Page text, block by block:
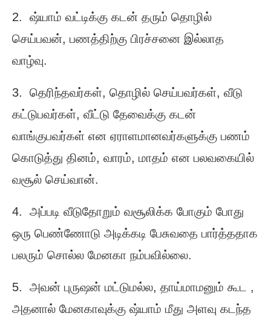
2. ஷ்யாம் வட்டிக்கு கடன் தரும் தொழில்
செய்பவன், பணத்திற்கு பிரச்சனை இல்லாத
வாழ்வு.
3. தெரிந்தவர்கள், தொழில் செய்பவர்கள், வீடு
கட்டுபவர்கள், வீட்டு தேவைக்கு கடன்
வாங்குபவர்கள் என ஏராளமானவர்களுக்கு பணம்
கொடுத்து தினம், வாரம், மாதம் என பலவகையில்
வசூல் செய்வான்.
4. அப்படி வீடுதோறும் வசூலிக்க போகும் போது
ஒரு பெண்ணோடு அடிக்கடி பேசுவதை பார்த்ததாக
பலரும் சொல்ல மேனகா நம்பவில்லை.
5. அவன் புருஷன் மட்டுமல்ல, தாய்மாமனும் கூட ,
அதனால் மேனகாவுக்கு ஷ்யாம் மீது அளவு கடந்த